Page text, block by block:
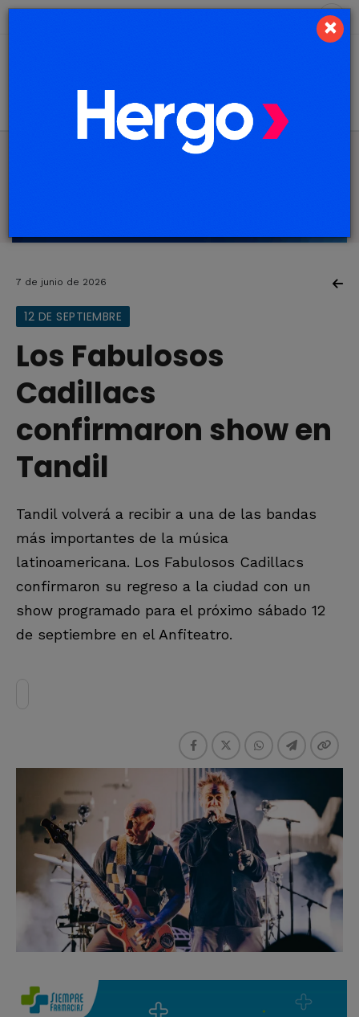
7 de junio de 2026
12 DE SEPTIEMBRE
Los Fabulosos
Cadillacs
confirmaron show en
Tandil
Tandil volverá a recibir a una de las bandas
más importantes de la música
latinoamericana. Los Fabulosos Cadillacs
confirmaron su regreso a la ciudad con un
show programado para el próximo sábado 12
de septiembre en el Anfiteatro.
×